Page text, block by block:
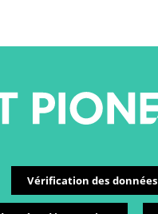
Vérification des données